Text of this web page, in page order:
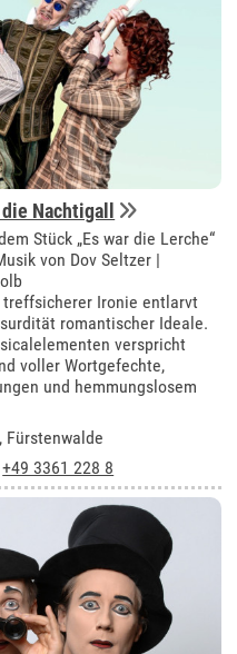
die Nachtigall
Stück „Es war die Lerche“
von Dov Seltzer |
Ironie entlarvt
romantischer Ideale.
verspricht
voller Wortgefechte,
und hemmungslosem
Fürstenwalde
+49 3361 228 8